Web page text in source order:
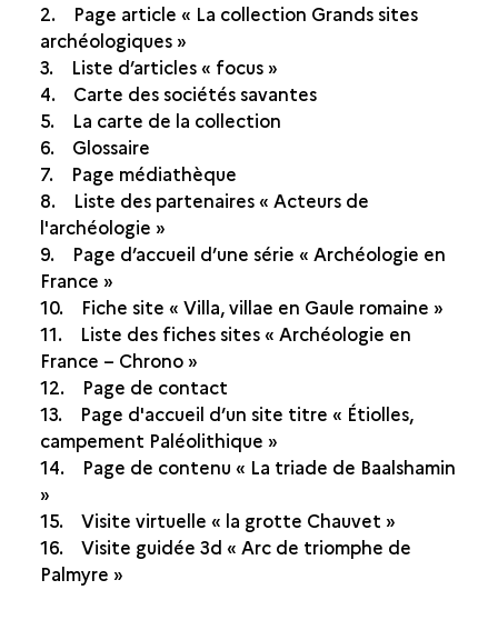
2. Page article « La collection Grands sites
archéologiques »
3. Liste d’articles « focus »
4. Carte des sociétés savantes
5. La carte de la collection
6. Glossaire
7. Page médiathèque
8. Liste des partenaires « Acteurs de
l'archéologie »
9. Page d’accueil d’une série « Archéologie en
France »
10. Fiche site « Villa, villae en Gaule romaine »
11. Liste des fiches sites « Archéologie en
France – Chrono »
12. Page de contact
13. Page d'accueil d’un site titre « Étiolles,
campement Paléolithique »
14. Page de contenu « La triade de Baalshamin
»
15. Visite virtuelle « la grotte Chauvet »
16. Visite guidée 3d « Arc de triomphe de
Palmyre »